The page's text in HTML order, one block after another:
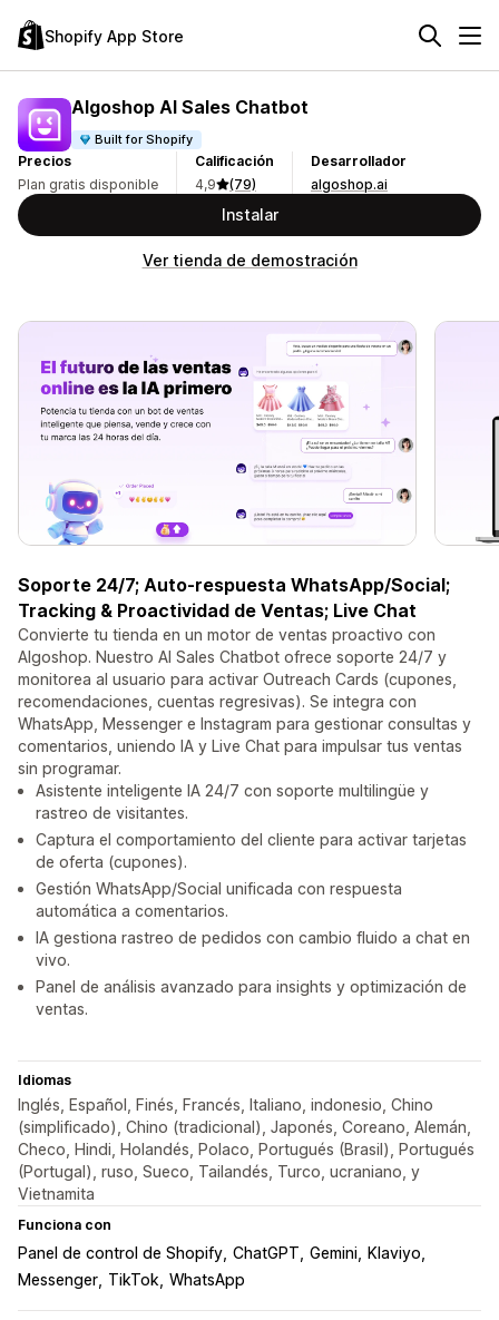
Shopify App Store
Algoshop AI Sales Chatbot
Built for Shopify
Precios
Plan gratis disponible
Calificación
4,9
(79)
Desarrollador
algoshop.ai
Instalar
Ver tienda de demostración
Soporte 24/7; Auto-respuesta WhatsApp/Social;
Tracking & Proactividad de Ventas; Live Chat
Convierte tu tienda en un motor de ventas proactivo con
Algoshop. Nuestro AI Sales Chatbot ofrece soporte 24/7 y
monitorea al usuario para activar Outreach Cards (cupones,
recomendaciones, cuentas regresivas). Se integra con
WhatsApp, Messenger e Instagram para gestionar consultas y
comentarios, uniendo IA y Live Chat para impulsar tus ventas
sin programar.
Asistente inteligente IA 24/7 con soporte multilingüe y
rastreo de visitantes.
Captura el comportamiento del cliente para activar tarjetas
de oferta (cupones).
Gestión WhatsApp/Social unificada con respuesta
automática a comentarios.
IA gestiona rastreo de pedidos con cambio fluido a chat en
vivo.
Panel de análisis avanzado para insights y optimización de
ventas.
Idiomas
Inglés, Español, Finés, Francés, Italiano, indonesio, Chino
(simplificado), Chino (tradicional), Japonés, Coreano, Alemán,
Checo, Hindi, Holandés, Polaco, Portugués (Brasil), Portugués
(Portugal), ruso, Sueco, Tailandés, Turco, ucraniano, y
Vietnamita
Funciona con
Panel de control de Shopify ChatGPT Gemini
Klaviyo
Messenger TikTok WhatsApp